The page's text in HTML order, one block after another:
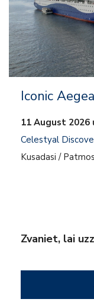
Iconic
11 August 2026
Celestyal
Kusadasi /
Zvaniet, lai